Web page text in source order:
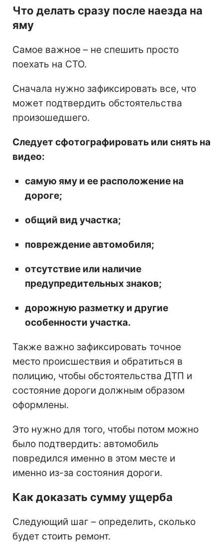
Что делать сразу после наезда на
яму
Самое важное – не спешить просто
поехать на СТО.
Сначала нужно зафиксировать все, что
может подтвердить обстоятельства
произошедшего.
Следует сфотографировать или снять на
видео:
самую яму и ее расположение на
дороге;
общий вид участка;
повреждение автомобиля;
отсутствие или наличие
предупредительных знаков;
дорожную разметку и другие
особенности участка.
Также важно зафиксировать точное
место происшествия и обратиться в
полицию, чтобы обстоятельства ДТП и
состояние дороги должным образом
оформлены.
Это нужно для того, чтобы потом можно
было подтвердить: автомобиль
повредился именно в этом месте и
именно из-за состояния дороги.
Как доказать сумму ущерба
Следующий шаг – определить, сколько
будет стоить ремонт.